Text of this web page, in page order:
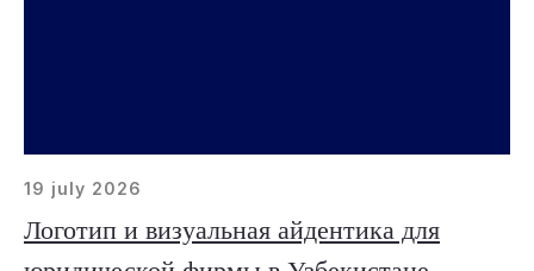
19 july 2026
Логотип и визуальная айдентика для